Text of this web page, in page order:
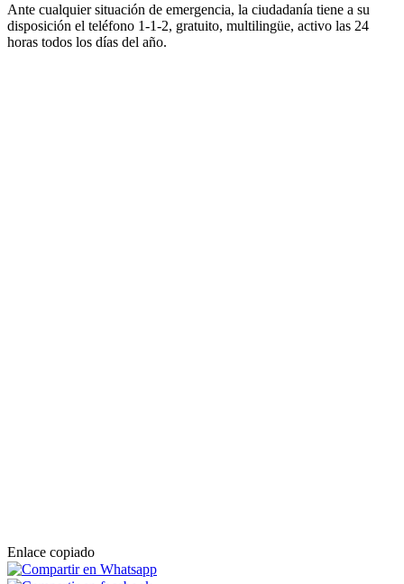
Ante cualquier situación de emergencia, la ciudadanía tiene a su
disposición el teléfono 1-1-2, gratuito, multilingüe, activo las 24
horas todos los días del año.
Enlace copiado